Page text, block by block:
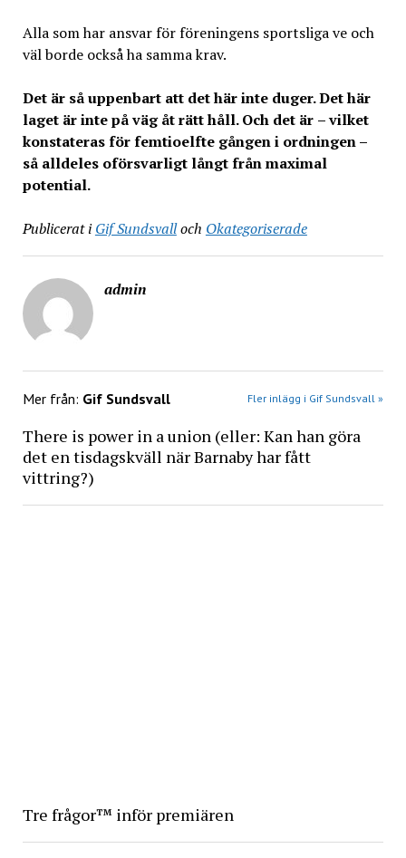
Alla som har ansvar för föreningens sportsliga ve och
väl borde också ha samma krav.
Det är så uppenbart att det här inte duger. Det här
laget är inte på väg åt rätt håll. Och det är – vilket
konstateras för femtioelfte gången i ordningen –
så alldeles oförsvarligt långt från maximal
potential.
Publicerat i Gif Sundsvalloch Okategoriserade
admin
Mer från: Gif Sundsvall Fler inlägg i Gif Sundsvall »
There is power in a union (eller: Kan han göra
det en tisdagskväll när Barnaby har fått
vittring?)
Tre frågor™ inför premiären